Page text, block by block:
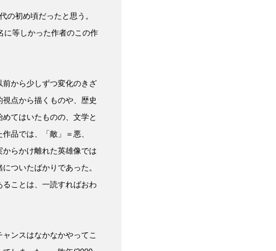
の初め頃だったと思う。
に等しかった作者のこの作
から少しずつ変化のきざ
点から描くものや、歴史
てはいたものの、文学と
品では、「敵」＝悪、
からかけ離れた英雄像では
ついたばかりであった。
ことは、一読すればおわ
ンスはなかなかやってこ